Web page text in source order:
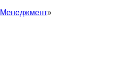
Менеджмент»